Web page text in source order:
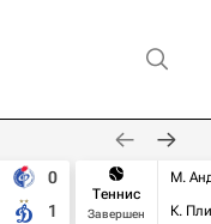
0
1
Теннис
Завершен
М.
К.